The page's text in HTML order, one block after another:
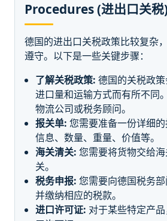
Procedures (进出口关税
德国的进出口关税政策比较复杂
遵守。以下是一些关键步骤：
了解关税政策: 德国的关税政策
进口量和运输方式而有所不同
物流公司或税务顾问。
报关单: 您需要准备一份详细
信息、数量、重量、价值等。
海关清关: 您需要将货物交给
关。
税务申报: 您需要向德国税务部
并缴纳相应的税款。
进口许可证: 对于某些特定产